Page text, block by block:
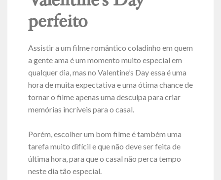
perfeito
Assistir a um filme romântico coladinho em quem
a gente ama é um momento muito especial em
qualquer dia, mas no Valentine’s Day essa é uma
hora de muita expectativa e uma ótima chance de
tornar o filme apenas uma desculpa para criar
memórias incríveis para o casal.
Porém, escolher um bom filme é também uma
tarefa muito difícil e que não deve ser feita de
última hora, para que o casal não perca tempo
neste dia tão especial.